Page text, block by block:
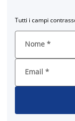
Tutti i campi
Nome *
Email *